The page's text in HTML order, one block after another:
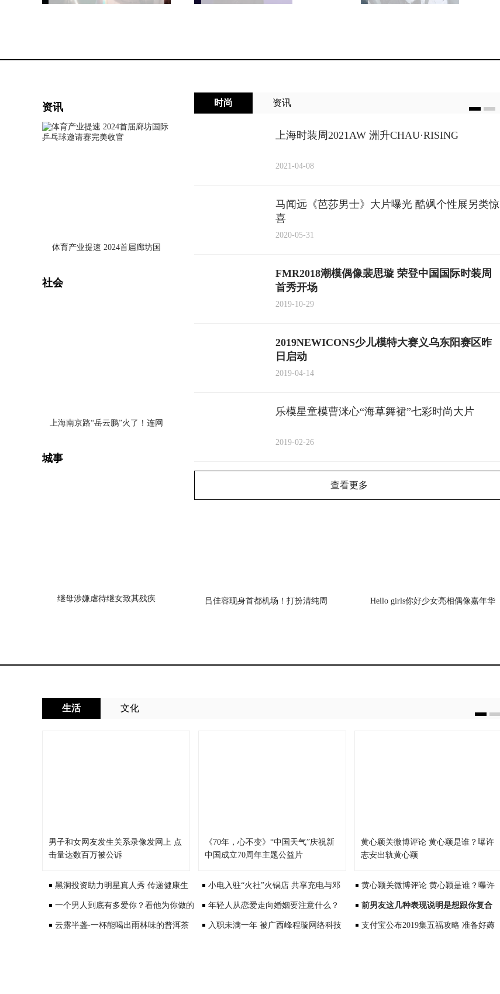
资讯
体育产业提速 2024首届廊坊国
社会
上海南京路“岳云鹏”火了！连网
城事
继母涉嫌虐待继女致其残疾
时尚 资讯
上海时装周2021AW 洲升CHAU·RISING
2021-04-08
马闻远《芭莎男士》大片曝光 酷飒个性展另类惊
喜
2020-05-31
FMR2018潮模偶像裴思璇 荣登中国国际时装周
首秀开场
2019-10-29
2019NEWICONS少儿模特大赛义乌东阳赛区昨
日启动
2019-04-14
乐模星童模曹洣心“海草舞裙”七彩时尚大片
2019-02-26
查看更多
吕佳容现身首都机场！打扮清纯周
Hello girls你好少女亮相偶像嘉年华
生活 文化
男子和女网友发生关系录像发网上 点
击量达数百万被公诉
《70年，心不变》“中国天气”庆祝新
中国成立70周年主题公益片
黄心颖关微博评论 黄心颖是谁？曝许
志安出轨黄心颖
黑洞投资助力明星真人秀 传递健康生
活方式
小电入驻“火社”火锅店 共享充电与邓
伦“再续前缘”
黄心颖关微博评论 黄心颖是谁？曝许
志安出轨黄心颖
一个男人到底有多爱你？看他为你做的
事就能看出来
年轻人从恋爱走向婚姻要注意什么？ 前男友这几种表现说明是想跟你复合
云露半盏-一杯能喝出雨林味的普洱茶 入职未满一年 被广西峰程璇网络科技 支付宝公布2019集五福攻略 准备好薅